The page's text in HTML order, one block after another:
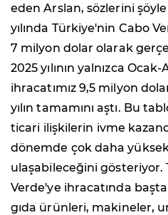
eden Arslan, sözlerini
yılında Türkiye'nin Cabo
7 milyon dolar olarak
2025 yılının yalnızca
ihracatımız 9,5 milyon
yılın tamamını aştı. Bu
ticari ilişkilerin ivme
dönemde çok daha
ulaşabileceğini gösteriyor.
Verde'ye ihracatında
gıda ürünleri, makineler,